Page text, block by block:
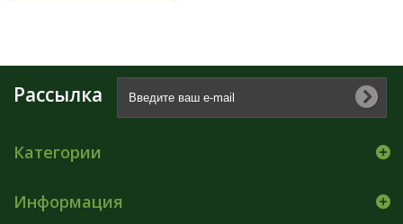
Рассылка
Категории
Информация